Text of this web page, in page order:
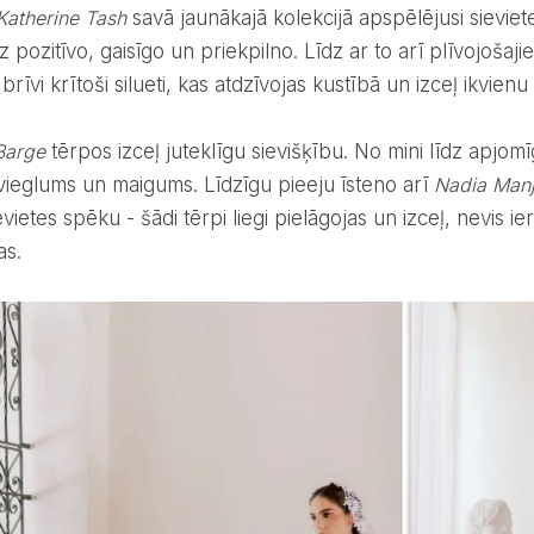
Tashsavā jaunākajā kolekcijā apspēlējusi
pozitīvo, gaisīgo un priekpilno. Līdz ar to arī
krītoši silueti, kas atdzīvojas kustībā un izceļ ikvienu
tērpos izceļ juteklīgu sievišķību. No mini līdz
un maigums. Līdzīgu pieeju īsteno arī Nadia
spēku - šādi tērpi liegi pielāgojas un izceļ, nevis